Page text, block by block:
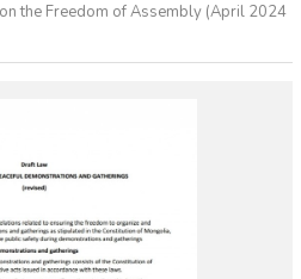
the Freedom of Assembly (April 2024